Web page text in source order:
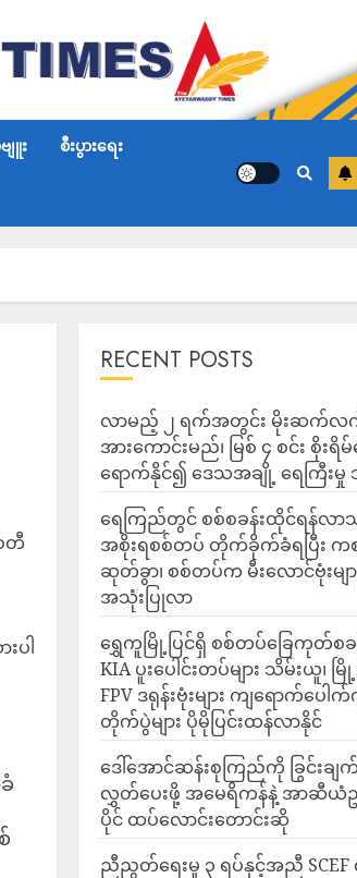
ျူး စီးပွားရေး
တီ
ပါ
RECENT POSTS
လာမည့် ၂ ရက်အတွင်း မိုးဆက်လ
အားကောင်းမည်၊ မြစ် ၄ စင်း စိုးရိ
ရောက်နိုင်၍ ဒေသအချို့ ရေကြီးမှု
ရေကြည်တွင် စစ်စခန်းထိုင်ရန်လ
အစိုးရစစ်တပ် တိုက်ခိုက်ခံရပြီး က
ဆုတ်ခွာ၊ စစ်တပ်က မီးလောင်ဗုံးများ
အသုံးပြုလာ
ရွှေကူမြို့ပြင်ရှိ စစ်တပ်ခြေကုတ်စခ
KIA ပူးပေါင်းတပ်များ သိမ်းယူ၊
FPV ဒရုန်းဗုံးများ ကျရောက်ပေါ
တိုက်ပွဲများ ပိုမိုပြင်းထန်လာနိုင်
ဒေါ်အောင်ဆန်းစုကြည်ကို ခြွင်းချ
လွှတ်ပေးဖို့ အမေရိကန်နဲ့ အာဆီယံ
ပိုင် ထပ်လောင်းတောင်းဆို
ညီညွတ်ရေးမူ ၃ ရပ်နှင့်အညီ